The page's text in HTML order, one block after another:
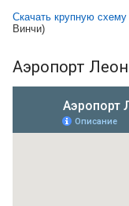
Скачать крупную
Винчи)
Аэропорт